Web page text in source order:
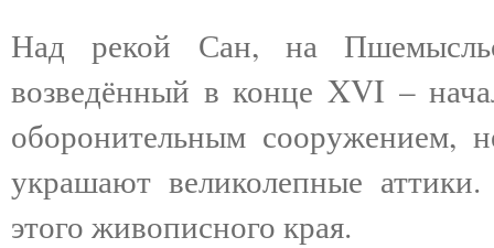
Над рекой Сан, на
возведённый в конце XVI –
оборонительным сооружением,
украшают великолепные
этого живописного края.